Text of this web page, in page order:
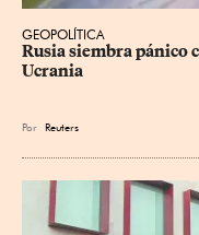
GEOPOLÍTICA
Rusia siembra pánico
Ucrania
Por Reuters